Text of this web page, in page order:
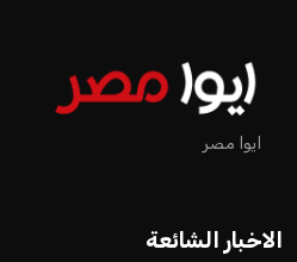
ايوا مصر
الاخبار الشائعة